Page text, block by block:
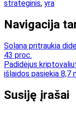
strateginis, yra
Navigacija
Solana pritraukia
43 proc.
Padidėjus
išlaidos pasiekia 8,7
Susiję įrašai